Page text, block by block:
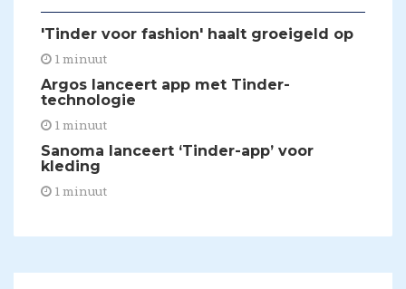
'Tinder voor fashion' haalt groeigeld op
1 minuut
Argos lanceert app met Tinder-
technologie
1 minuut
Sanoma lanceert ‘Tinder-app’ voor
kleding
1 minuut